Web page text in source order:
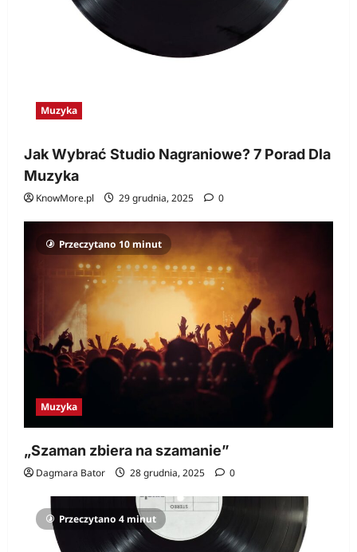
Muzyka
Jak Wybrać Studio Nagraniowe? 7 Porad Dla
Muzyka
KnowMore.pl 29 grudnia, 2025 0
Przeczytano 10 minut
Muzyka
„Szaman zbiera na szamanie”
Dagmara Bator 28 grudnia, 2025 0
Przeczytano 4 minut